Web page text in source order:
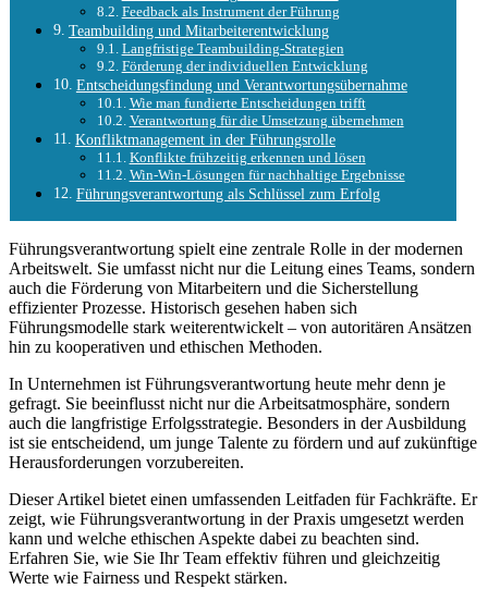
Feedback als Instrument der Führung
Teambuilding und Mitarbeiterentwicklung
Langfristige Teambuilding-Strategien
Förderung der individuellen Entwicklung
Entscheidungsfindung und Verantwortungsübernahme
Wie man fundierte Entscheidungen trifft
Verantwortung für die Umsetzung übernehmen
Konfliktmanagement in der Führungsrolle
Konflikte frühzeitig erkennen und lösen
Win-Win-Lösungen für nachhaltige Ergebnisse
Führungsverantwortung als Schlüssel zum Erfolg
Führungsverantwortung spielt eine zentrale Rolle in der modernen
Arbeitswelt. Sie umfasst nicht nur die Leitung eines Teams, sondern
auch die Förderung von Mitarbeitern und die Sicherstellung
effizienter Prozesse. Historisch gesehen haben sich
Führungsmodelle stark weiterentwickelt – von autoritären Ansätzen
hin zu kooperativen und ethischen Methoden.
In Unternehmen ist Führungsverantwortung heute mehr denn je
gefragt. Sie beeinflusst nicht nur die Arbeitsatmosphäre, sondern
auch die langfristige Erfolgsstrategie. Besonders in der Ausbildung
ist sie entscheidend, um junge Talente zu fördern und auf zukünftige
Herausforderungen vorzubereiten.
Dieser Artikel bietet einen umfassenden Leitfaden für Fachkräfte. Er
zeigt, wie Führungsverantwortung in der Praxis umgesetzt werden
kann und welche ethischen Aspekte dabei zu beachten sind.
Erfahren Sie, wie Sie Ihr Team effektiv führen und gleichzeitig
Werte wie Fairness und Respekt stärken.